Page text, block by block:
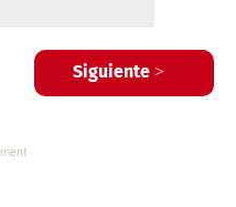
Siguiente >